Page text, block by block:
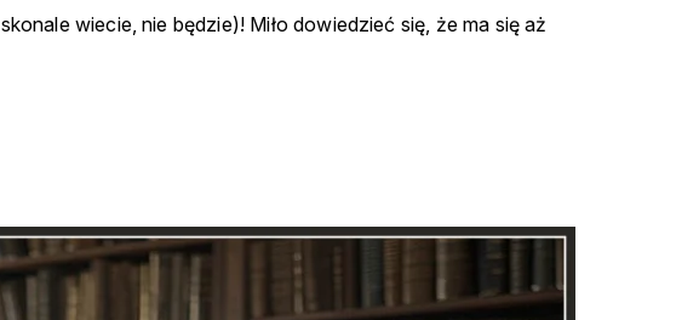
wiecie, nie będzie)! Miło dowiedzieć się, że ma się aż